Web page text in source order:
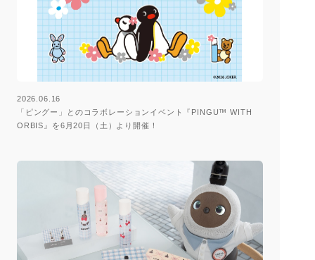
2026.06.16
「ピングー」とのコラボレーションイベント『PINGU™ WITH
ORBIS』を6月20日（土）より開催！